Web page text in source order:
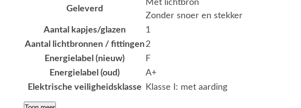
Geleverd
Met lichtbron
Zonder snoer en stekker
Aantal kapjes/glazen
1
Aantal lichtbronnen / fittingen2
Energielabel (nieuw)
F
Energielabel (oud)
A+
Elektrische veiligheidsklasse
Klasse I: met aarding